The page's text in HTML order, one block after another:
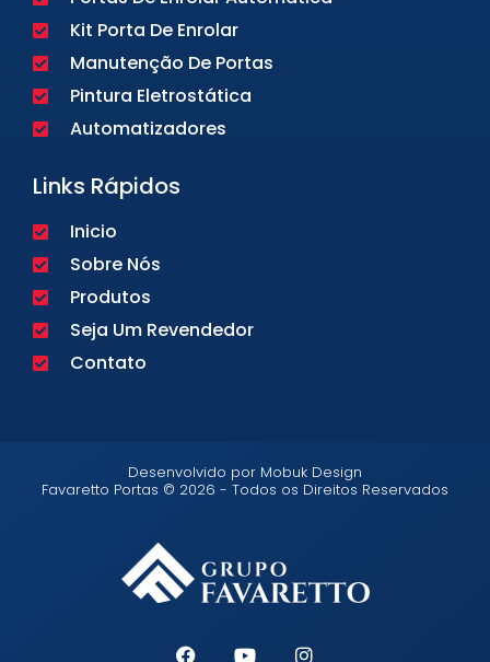
Kit Porta De Enrolar
Manutenção De Portas
Pintura Eletrostática
Automatizadores
Links Rápidos
Inicio
Sobre Nós
Produtos
Seja Um Revendedor
Contato
Desenvolvido por Mobuk Design
Favaretto Portas © 2026 - Todos os Direitos Reservados